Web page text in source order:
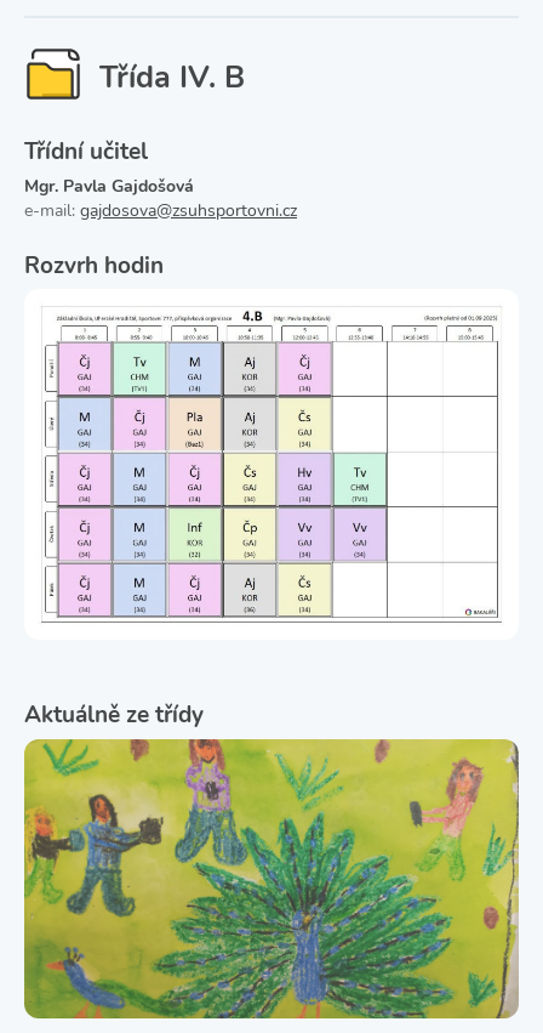
Třída IV. B
Třídní učitel
Mgr. Pavla Gajdošová
e-mail: gajdosova@zsuhsportovni.cz
Rozvrh hodin
Aktuálně ze třídy